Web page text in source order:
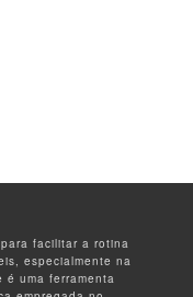
facilitar a rotina
especialmente na
é uma ferramenta